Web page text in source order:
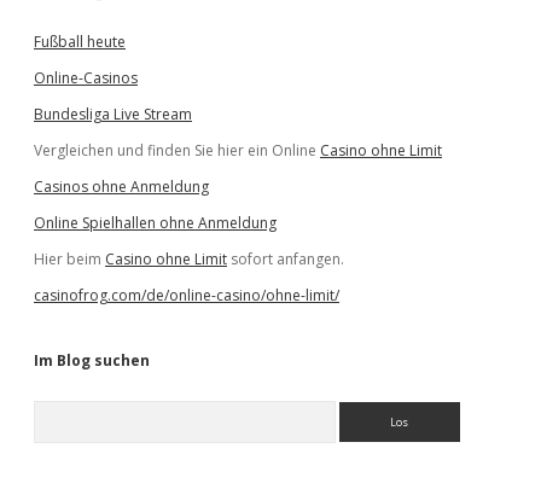
Fußball heute
Online-Casinos
Bundesliga Live Stream
Vergleichen und finden Sie hier ein Online Casino ohne Limit
Casinos ohne Anmeldung
Online Spielhallen ohne Anmeldung
Hier beim Casino ohne Limit sofort anfangen.
casinofrog.com/de/online-casino/ohne-limit/
Im Blog suchen